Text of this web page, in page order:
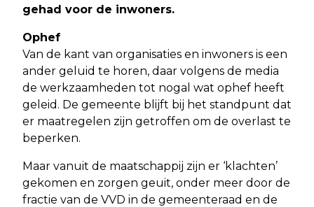
gehad voor de inwoners.
Ophef
Van de kant van organisaties en inwoners is een
ander geluid te horen, daar volgens de media
de werkzaamheden tot nogal wat ophef heeft
geleid. De gemeente blijft bij het standpunt dat
er maatregelen zijn getroffen om de overlast te
beperken.
Maar vanuit de maatschappij zijn er ‘klachten’
gekomen en zorgen geuit, onder meer door de
fractie van de VVD in de gemeenteraad en de